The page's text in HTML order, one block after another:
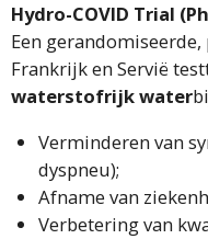
Hydro-COVID Trial
Een
Frankrijk en Servië
waterstofrijk water
Verminderen van
dyspneu);
Afname van
Verbetering van